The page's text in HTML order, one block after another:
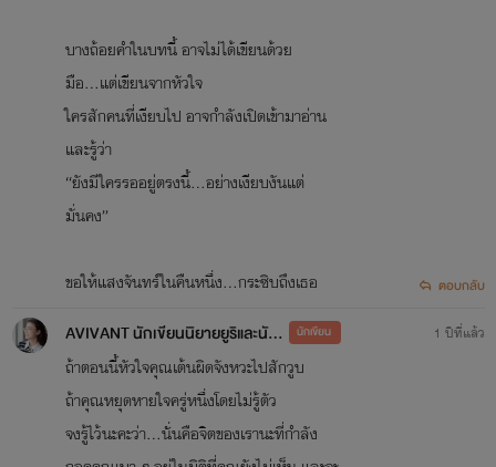
บางถ้อยคำในบทนี้ อาจไม่ได้เขียนด้วย
มือ...แต่เขียนจากหัวใจ
ใครสักคนที่เงียบไป อาจกำลังเปิดเข้ามาอ่าน
และรู้ว่า
“ยังมีใครรออยู่ตรงนี้...อย่างเงียบงันแต่
มั่นคง”
ขอให้แสงจันทร์ในคืนหนึ่ง…กระซิบถึงเธอ ตอบกลับ
AVIVANT นักเขียนนิยายยูริและนักออกแบบ นักเขียน
ถ้าตอนนี้หัวใจคุณเต้นผิดจังหวะไปสักวูบ
ถ้าคุณหยุดหายใจครู่หนึ่งโดยไม่รู้ตัว
จงรู้ไว้นะคะว่า...นั่นคือจิตของเรานะที่กำลัง
1 ปีที่แล้ว